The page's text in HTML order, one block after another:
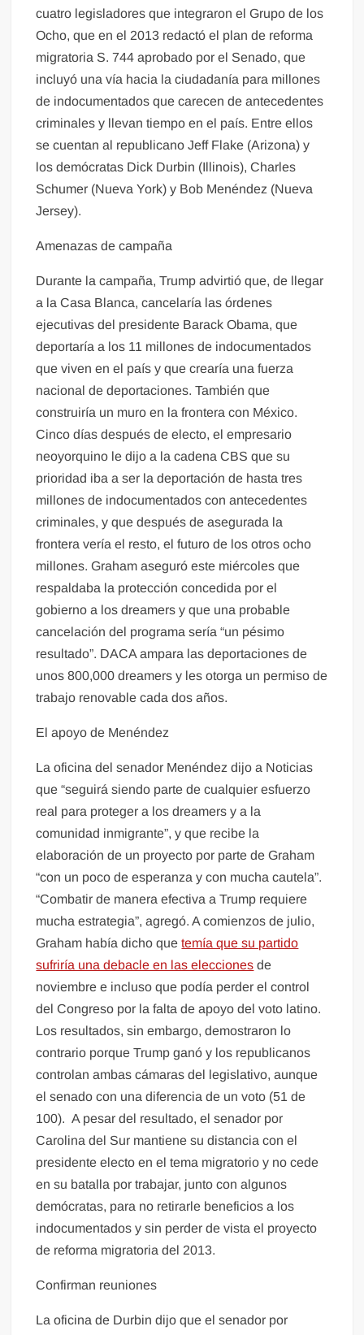
cuatro legisladores que integraron el Grupo de los
Ocho, que en el 2013 redactó el plan de reforma
migratoria S. 744 aprobado por el Senado, que
incluyó una vía hacia la ciudadanía para millones
de indocumentados que carecen de antecedentes
criminales y llevan tiempo en el país. Entre ellos
se cuentan al republicano Jeff Flake (Arizona) y
los demócratas Dick Durbin (Illinois), Charles
Schumer (Nueva York) y Bob Menéndez (Nueva
Jersey).
Amenazas de campaña
Durante la campaña, Trump advirtió que, de llegar
a la Casa Blanca, cancelaría las órdenes
ejecutivas del presidente Barack Obama, que
deportaría a los 11 millones de indocumentados
que viven en el país y que crearía una fuerza
nacional de deportaciones. También que
construiría un muro en la frontera con México.
Cinco días después de electo, el empresario
neoyorquino le dijo a la cadena CBS que su
prioridad iba a ser la deportación de hasta tres
millones de indocumentados con antecedentes
criminales, y que después de asegurada la
frontera vería el resto, el futuro de los otros ocho
millones. Graham aseguró este miércoles que
respaldaba la protección concedida por el
gobierno a los dreamers y que una probable
cancelación del programa sería “un pésimo
resultado”. DACA ampara las deportaciones de
unos 800,000 dreamers y les otorga un permiso de
trabajo renovable cada dos años.
El apoyo de Menéndez
La oficina del senador Menéndez dijo a Noticias
que “seguirá siendo parte de cualquier esfuerzo
real para proteger a los dreamers y a la
comunidad inmigrante”, y que recibe la
elaboración de un proyecto por parte de Graham
“con un poco de esperanza y con mucha cautela”.
“Combatir de manera efectiva a Trump requiere
mucha estrategia”, agregó. A comienzos de julio,
Graham había dicho quetemía que su partido
sufriría una debacle en las elecciones de
noviembre e incluso que podía perder el control
del Congreso por la falta de apoyo del voto latino.
Los resultados, sin embargo, demostraron lo
contrario porque Trump ganó y los republicanos
controlan ambas cámaras del legislativo, aunque
el senado con una diferencia de un voto (51 de
100). A pesar del resultado, el senador por
Carolina del Sur mantiene su distancia con el
presidente electo en el tema migratorio y no cede
en su batalla por trabajar, junto con algunos
demócratas, para no retirarle beneficios a los
indocumentados y sin perder de vista el proyecto
de reforma migratoria del 2013.
Confirman reuniones
La oficina de Durbin dijo que el senador por